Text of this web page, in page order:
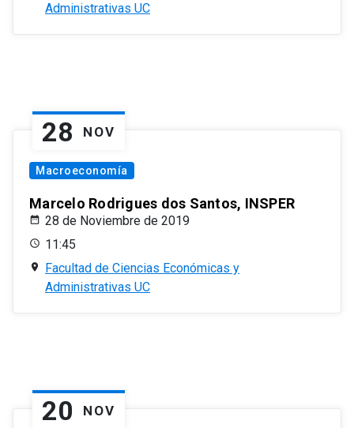
Administrativas UC
28 NOV
Macroeconomía
Marcelo Rodrigues dos Santos, INSPER
28 de Noviembre de 2019
11:45
Facultad de Ciencias Económicas y
Administrativas UC
20 NOV